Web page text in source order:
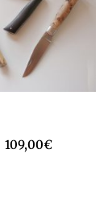
109,00€